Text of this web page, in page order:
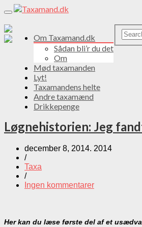
Toggle
navigation
Om Taxamand.dk
Sådan bli’r du det
Om
Mød taxamanden
Lyt!
Taxamandens helte
Andre taxamænd
Drikkepenge
Løgnehistorien: Jeg
december 8, 2014. 2014
/
Taxa
/
Ingen kommentarer
Her kan du læse første del af et